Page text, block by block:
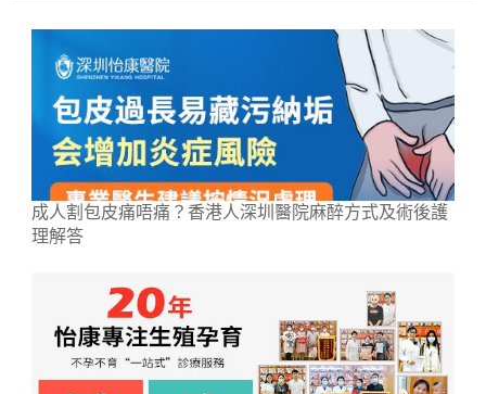
成人割包皮痛唔痛？香港人深圳醫院麻醉方式及術後護
理解答